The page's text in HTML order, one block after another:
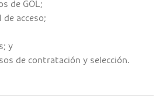
de GOL;
acceso;
y
de contratación y selección.